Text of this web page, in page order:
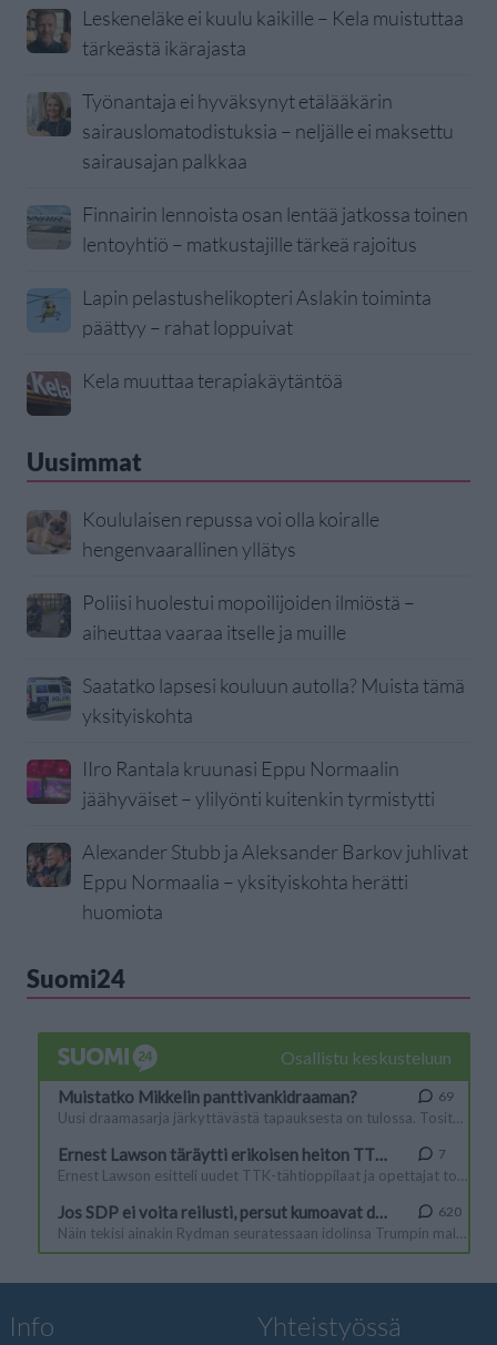
Leskeneläke ei kuulu kaikille – Kela muistuttaa
tärkeästä ikärajasta
Työnantaja ei hyväksynyt etälääkärin
sairauslomatodistuksia – neljälle ei maksettu
sairausajan palkkaa
Finnairin lennoista osan lentää jatkossa toinen
lentoyhtiö – matkustajille tärkeä rajoitus
Lapin pelastushelikopteri Aslakin toiminta
päättyy – rahat loppuivat
Kela muuttaa terapiakäytäntöä
Uusimmat
Koululaisen repussa voi olla koiralle
hengenvaarallinen yllätys
Poliisi huolestui mopoilijoiden ilmiöstä –
aiheuttaa vaaraa itselle ja muille
Saatatko lapsesi kouluun autolla? Muista tämä
yksityiskohta
IIro Rantala kruunasi Eppu Normaalin
jäähyväiset – ylilyönti kuitenkin tyrmistytti
Alexander Stubb ja Aleksander Barkov juhlivat
Eppu Normaalia – yksityiskohta herätti
huomiota
Suomi24
Info Yhteistyössä